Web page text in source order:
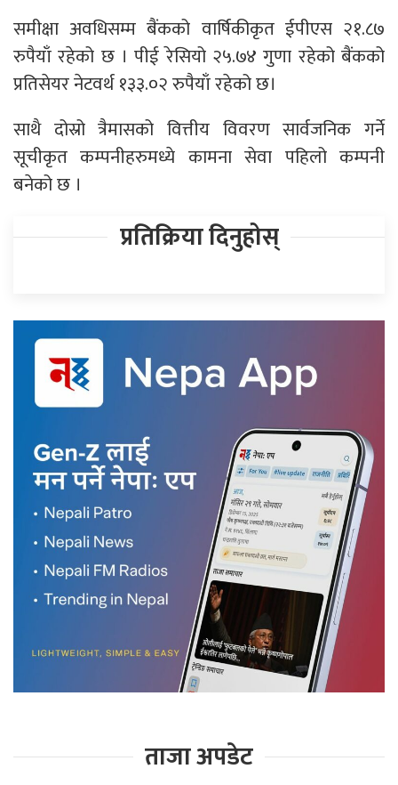
समीक्षा अवधिसम्म बैंकको वार्षिकीकृत ईपीएस २१.८७
रुपैयाँ रहेको छ । पीई रेसियो २५.७४ गुणा रहेको बैंकको
प्रतिसेयर नेटवर्थ १३३.०२ रुपैयाँ रहेको छ।
साथै दोस्रो त्रैमासको वित्तीय विवरण सार्वजनिक गर्ने
सूचीकृत कम्पनीहरुमध्ये कामना सेवा पहिलो कम्पनी
बनेको छ ।
प्रतिक्रिया दिनुहोस्
ताजा अपडेट